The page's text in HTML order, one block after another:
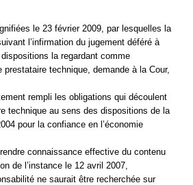
le 23 février 2009, par lesquelles la
l’infirmation du jugement déféré à
la regardant comme
technique, demande à la Cour,
rempli les obligations qui découlent
technique au sens des dispositions de la
pour la confiance en l’économie
connaissance effective du contenu
de l’instance le 12 avril 2007,
ne saurait être recherchée sur